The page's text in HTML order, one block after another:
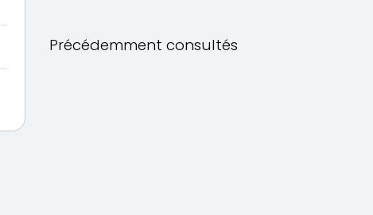
Précédemment consultés